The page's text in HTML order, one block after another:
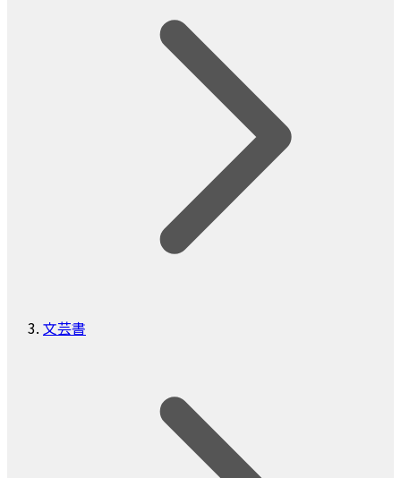
文芸書